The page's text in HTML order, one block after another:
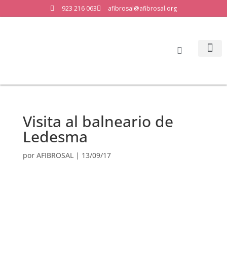
923 216 063 afibrosal@afibrosal.org
Visita al balneario de
Ledesma
por AFIBROSAL| 13/09/17